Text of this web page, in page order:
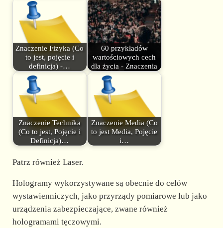
Znaczenie Fizyka (Co
to jest, pojęcie i
definicja) -…
60 przykładów
wartościowych cech
dla życia - Znaczenia
Znaczenie Technika
(Co to jest, Pojęcie i
Definicja)…
Znaczenie Media (Co
to jest Media, Pojęcie
i…
Patrz również Laser.
Hologramy wykorzystywane są obecnie do celów
wystawienniczych, jako przyrządy pomiarowe lub jako
urządzenia zabezpieczające, zwane również
hologramami tęczowymi.